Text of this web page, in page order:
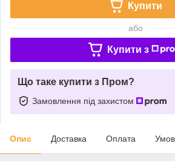
Купити
або
Купити з
Що таке купити з Пром?
Замовлення під захистом
Опис Доставка Оплата